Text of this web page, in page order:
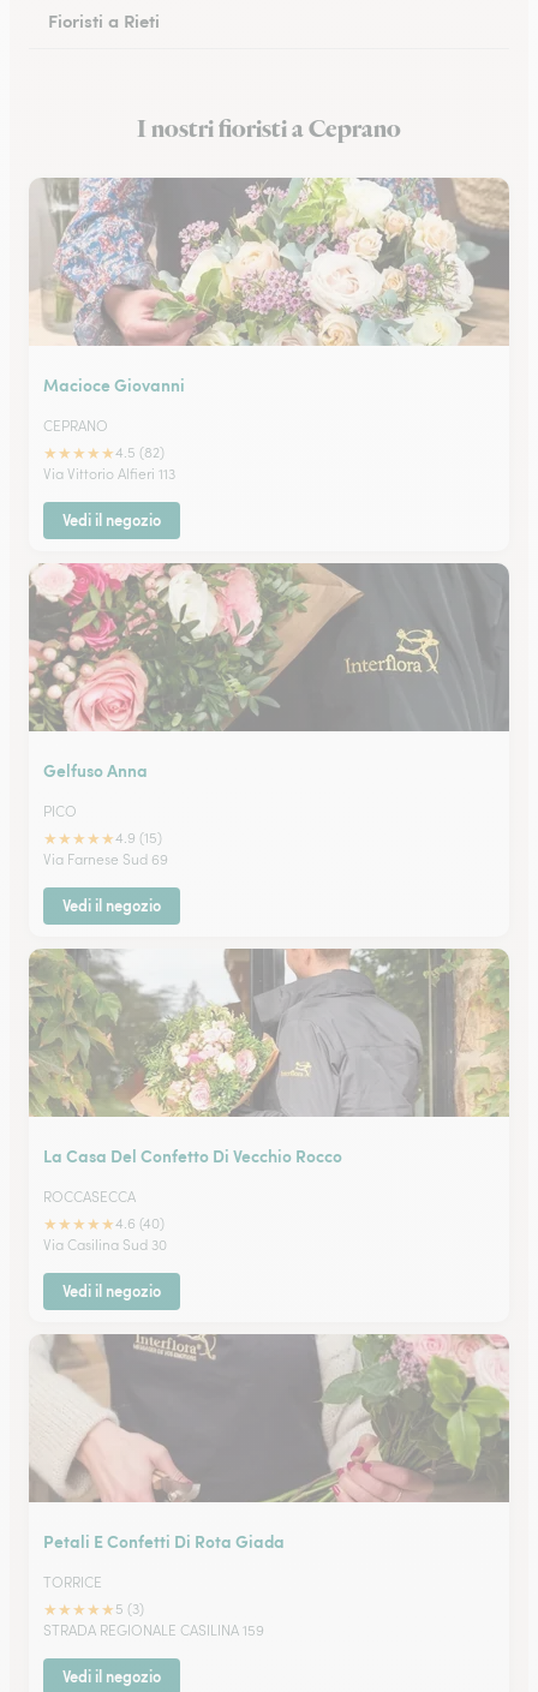
Fioristi a Rieti
Fioristi a AnzioI nostri fioristi a Ceprano
Macioce Giovanni
CEPRANO
★★★★★4.5 (82)
Via Vittorio Alfieri 113
Vedi il negozio
Gelfuso Anna
PICO
★★★★★4.9 (15)
Via Farnese Sud 69
Vedi il negozio
La Casa Del Confetto Di Vecchio Rocco
ROCCASECCA
★★★★★4.6 (40)
Via Casilina Sud 30
Vedi il negozio
Petali E Confetti Di Rota Giada
TORRICE
★★★★★ 5 (3)
STRADA REGIONALE CASILINA 159
Vedi il negozio